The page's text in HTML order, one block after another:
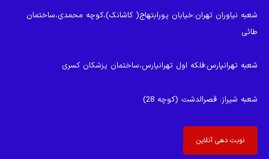
شعبه نیاوران تهران:خیابان پورابتهاج( کاشانک)،کوچه محمدی،ساختمان
طائی
شعبه تهرانپارس:فلکه اول تهرانپارس،ساختمان پزشکان کسری
شعبه شیراز: قصرالدشت (کوچه 28)
نوبت دهی آنلاین